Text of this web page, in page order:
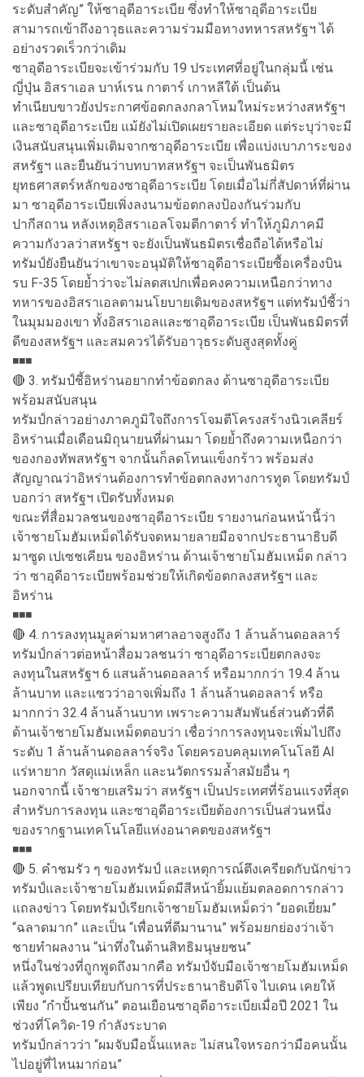
ระดับสำคัญ” ให้ซาอุดีอาระเบีย ซึ่งทำให้ซาอุดีอาระเบีย
สามารถเข้าถึงอาวุธและความร่วมมือทางทหารสหรัฐฯ ได้
อย่างรวดเร็วกว่าเดิม
ซาอุดีอาระเบียจะเข้าร่วมกับ 19 ประเทศที่อยู่ในกลุ่มนี้ เช่น
ญี่ปุ่น อิสราเอล บาห์เรน กาตาร์ เกาหลีใต้ เป็นต้น
ทำเนียบขาวยังประกาศข้อตกลงกลาโหมใหม่ระหว่างสหรัฐฯ
และซาอุดีอาระเบีย แม้ยังไม่เปิดเผยรายละเอียด แต่ระบุว่าจะมี
เงินสนับสนุนเพิ่มเติมจากซาอุดีอาระเบีย เพื่อแบ่งเบาภาระของ
สหรัฐฯ และยืนยันว่าบทบาทสหรัฐฯ จะเป็นพันธมิตร
ยุทธศาสตร์หลักของซาอุดีอาระเบีย โดยเมื่อไม่กี่สัปดาห์ที่ผ่าน
มา ซาอุดีอาระเบียเพิ่งลงนามข้อตกลงป้องกันร่วมกับ
ปากีสถาน หลังเหตุอิสราเอลโจมตีกาตาร์ ทำให้ภูมิภาคมี
ความกังวลว่าสหรัฐฯ จะยังเป็นพันธมิตรเชื่อถือได้หรือไม่
ทรัมป์ยังยืนยันว่าเขาจะอนุมัติให้ซาอุดีอาระเบียซื้อเครื่องบิน
รบ F-35 โดยย้ำว่าจะไม่ลดสเปกเพื่อคงความเหนือกว่าทาง
ทหารของอิสราเอลตามนโยบายเดิมของสหรัฐฯ แต่ทรัมป์ชี้ว่า
ในมุมมองเขา ทั้งอิสราเอลและซาอุดีอาระเบีย เป็นพันธมิตรที่
ดีของสหรัฐฯ และสมควรได้รับอาวุธระดับสูงสุดทั้งคู่
◾️◾️◾️
🔴 3. ทรัมป์ชี้อิหร่านอยากทำข้อตกลง ด้านซาอุดีอาระเบีย
พร้อมสนับสนุน
ทรัมป์กล่าวอย่างภาคภูมิใจถึงการโจมตีโครงสร้างนิวเคลียร์
อิหร่านเมื่อเดือนมิถุนายนที่ผ่านมา โดยย้ำถึงความเหนือกว่า
ของกองทัพสหรัฐฯ จากนั้นก็ลดโทนแข็งกร้าว พร้อมส่ง
สัญญาณว่าอิหร่านต้องการทำข้อตกลงทางการทูต โดยทรัมป์
บอกว่า สหรัฐฯ เปิดรับทั้งหมด
ขณะที่สื่อมวลชนของซาอุดีอาระเบีย รายงานก่อนหน้านี้ว่า
เจ้าชายโมฮัมเหม็ดได้รับจดหมายลายมือจากประธานาธิบดี
มาซูด เปเซชเคียน ของอิหร่าน ด้านเจ้าชายโมฮัมเหม็ด กล่าว
ว่า ซาอุดีอาระเบียพร้อมช่วยให้เกิดข้อตกลงสหรัฐฯ และ
อิหร่าน
◾️◾️◾️
🔴 4. การลงทุนมูลค่ามหาศาลอาจสูงถึง 1 ล้านล้านดอลลาร์
ทรัมป์กล่าวต่อหน้าสื่อมวลชนว่า ซาอุดีอาระเบียตกลงจะ
ลงทุนในสหรัฐฯ 6 แสนล้านดอลลาร์ หรือมากกว่า 19.4 ล้าน
ล้านบาท และแซวว่าอาจเพิ่มถึง 1 ล้านล้านดอลลาร์ หรือ
มากกว่า 32.4 ล้านล้านบาท เพราะความสัมพันธ์ส่วนตัวที่ดี
ด้านเจ้าชายโมฮัมเหม็ดตอบว่า เชื่อว่าการลงทุนจะเพิ่มไปถึง
ระดับ 1 ล้านล้านดอลลาร์จริง โดยครอบคลุมเทคโนโลยี AI
แร่หายาก วัสดุแม่เหล็ก และนวัตกรรมล้ำสมัยอื่น ๆ
นอกจากนี้ เจ้าชายเสริมว่า สหรัฐฯ เป็นประเทศที่ร้อนแรงที่สุด
สำหรับการลงทุน และซาอุดีอาระเบียต้องการเป็นส่วนหนึ่ง
ของรากฐานเทคโนโลยีแห่งอนาคตของสหรัฐฯ
◾️◾️◾️
🔴 5. คำชมรัว ๆ ของทรัมป์ และเหตุการณ์ตึงเครียดกับนักข่าว
ทรัมป์และเจ้าชายโมฮัมเหม็ดมีสีหน้ายิ้มแย้มตลอดการกล่าว
แถลงข่าว โดยทรัมป์เรียกเจ้าชายโมฮัมเหม็ดว่า “ยอดเยี่ยม”
“ฉลาดมาก” และเป็น “เพื่อนที่ดีมานาน” พร้อมยกย่องว่าเจ้า
ชายทำผลงาน “น่าทึ่งในด้านสิทธิมนุษยชน”
หนึ่งในช่วงที่ถูกพูดถึงมากคือ ทรัมป์จับมือเจ้าชายโมฮัมเหม็ด
แล้วพูดเปรียบเทียบกับการที่ประธานาธิบดีโจ ไบเดน เคยให้
เพียง “กำปั้นชนกัน” ตอนเยือนซาอุดีอาระเบียเมื่อปี 2021 ใน
ช่วงที่โควิด-19 กำลังระบาด
ทรัมป์กล่าวว่า “ผมจับมือนั้นแหละ ไม่สนใจหรอกว่ามือคนนั้น
ไปอยู่ที่ไหนมาก่อน”